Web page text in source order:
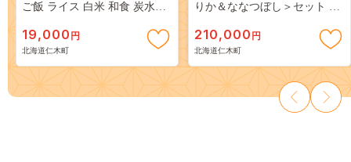
ご飯 ライス 白米 和食 炭水化
米 ブランド米 産地直送 [株式
会社 松原米穀]
19,000 円
北海道仁木町
りか＆ななつぼし＞セット 計
ライス 白米 精米 ブランド米
おにぎり お弁当 北海道産 産
地直送 時短 [株式会社 松原米
穀]
210,000 円
北海道仁木町